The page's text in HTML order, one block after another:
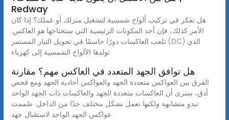
Redway
هل تفكر في تركيب ألواح شمسية لتشغيل منزلك أو عملك؟ إذا كان
الأمر كذلك، فإن أحد المكونات الرئيسية التي ستحتاجها هو العاكس.
تلعب العاكسات دورًا حاسمًا في تحويل التيار المستمر (DC) الذي
تولدها الألواح الشمسية إلى كهرباء
هل توافق الجهد المتعدد في العاكس مهم؟ مقارنة
الفرق بين العواكس متعددة الجهد والعواكس أحادية الجهد ومع فحص
أدق، سترى أن العاكسات متعددة الجهد والعاكسات ذات الجهد الواحد
تبدو متشابهة ولكنها تعمل بشكل مختلف جدًا من الداخل. صُممت
عواكس الجهد الواحد لاستقبال جهد